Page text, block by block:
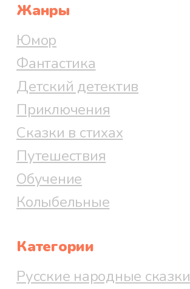
Жанры
Юмор
Фантастика
Детский детектив
Приключения
Сказки в стихах
Путешествия
Обучение
Колыбельные
Категории
Русские народные сказки